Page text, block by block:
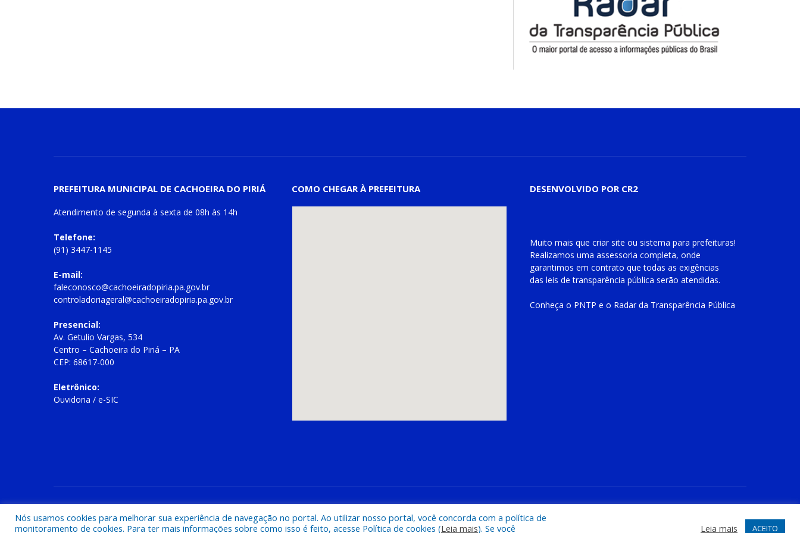
PREFEITURA MUNICIPAL DE CACHOEIRA DO PIRIÁ
Atendimento de segunda à sexta de 08h às 14h
Telefone:
(91) 3447-1145
E-mail:
faleconosco@cachoeiradopiria.pa.gov.br
controladoriageral@cachoeiradopiria.pa.gov.br
Presencial:
Av. Getulio Vargas, 534
Centro – Cachoeira do Piriá – PA
CEP: 68617-000
Eletrônico:
Ouvidoria / e-SIC
COMO CHEGAR À PREFEITURA DESENVOLVIDO POR CR2
Muito mais que criar site ou sistema para prefeituras!
Realizamos uma assessoria completa, onde
garantimos em contrato que todas as exigências
das leis de transparência pública serão atendidas.
Conheça o PNTP e o Radar da Transparência Pública
Nós usamos cookies para melhorar sua experiência de navegação no portal. Ao utilizar nosso portal, você concorda com a política de
monitoramento de cookies. Para ter mais informações sobre como isso é feito, acesse Política de cookies (Leia mais). Se você Leia mais ACEITO